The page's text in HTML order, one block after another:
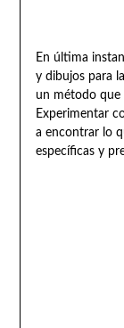
En última
y dibujos para
un método que
Experimentar
a encontrar lo
específicas y